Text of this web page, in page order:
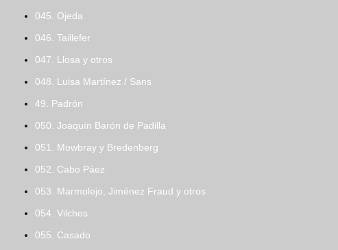
045. Ojeda
046. Taillefer
047. Llosa y otros
048. Luisa Martínez / Sans
49. Padrón
050. Joaquín Barón de Padilla
051. Mowbray y Bredenberg
052. Cabo Páez
053. Marmolejo, Jiménez Fraud y otros
054. Vilches
055. Casado